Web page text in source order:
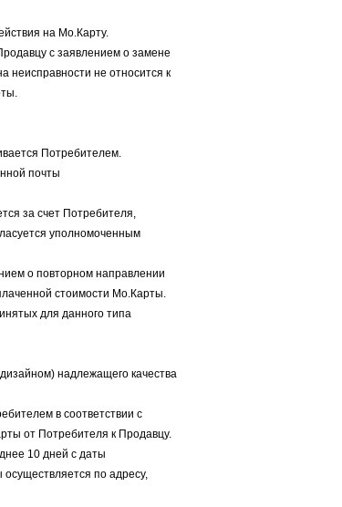
на Мо.Карту.
с заявлением о замене
неисправности не относится к
Потребителем.
почты
за счет Потребителя,
уполномоченным
о повторном направлении
стоимости Мо.Карты.
для данного типа
надлежащего качества
в соответствии с
от Потребителя к Продавцу.
10 дней с даты
по адресу,